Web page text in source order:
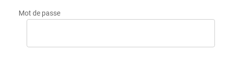
Mot de passe